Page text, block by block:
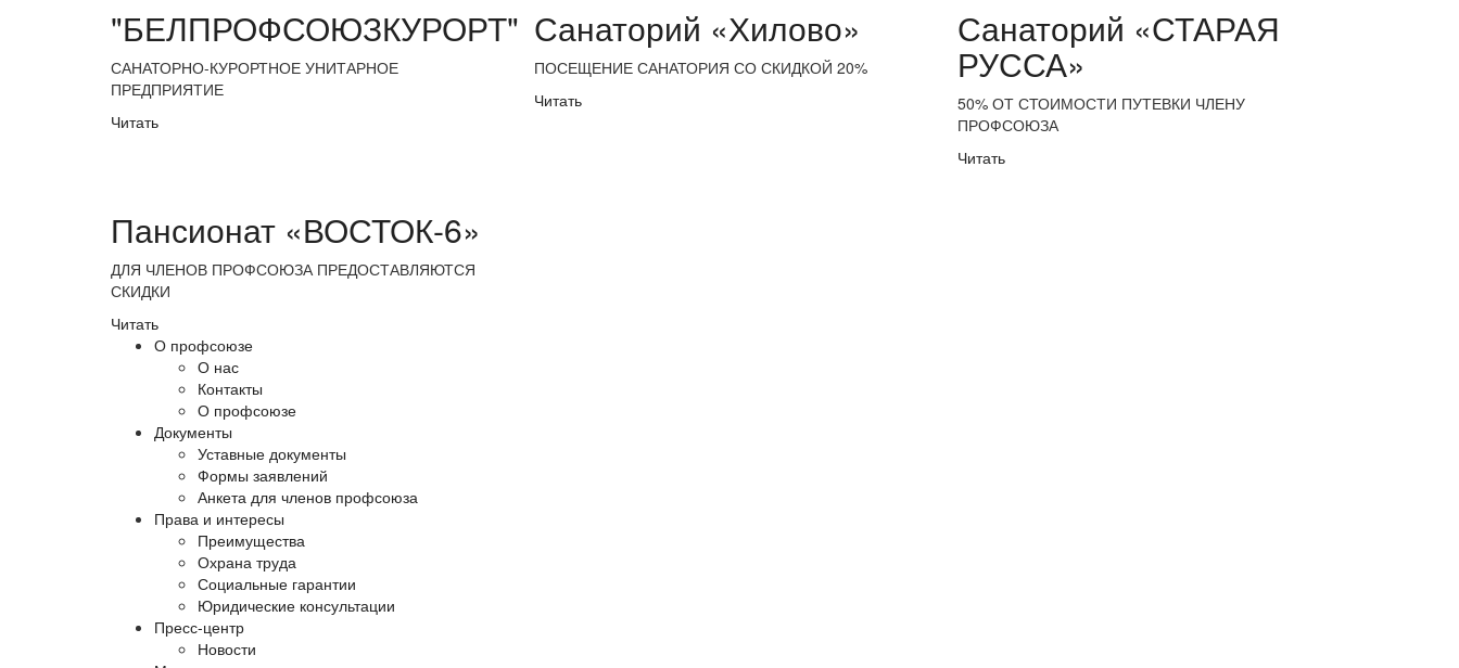
"БЕЛПРОФСОЮЗКУРОРТ"
САНАТОРНО-КУРОРТНОЕ УНИТАРНОЕ
ПРЕДПРИЯТИЕ
Читать
Санаторий «Хилово»
ПОСЕЩЕНИЕ САНАТОРИЯ СО СКИДКОЙ 20%
Читать
Санаторий «СТАРАЯ
РУССА»
50% ОТ СТОИМОСТИ ПУТЕВКИ ЧЛЕНУ
ПРОФСОЮЗА
Читать
Пансионат «ВОСТОК-6»
ДЛЯ ЧЛЕНОВ ПРОФСОЮЗА ПРЕДОСТАВЛЯЮТСЯ
СКИДКИ
Читать
О профсоюзе
О нас
Контакты
О профсоюзе
Документы
Уставные документы
Формы заявлений
Анкета для членов профсоюза
Права и интересы
Преимущества
Охрана труда
Социальные гарантии
Юридические консультации
Пресс-центр
Новости